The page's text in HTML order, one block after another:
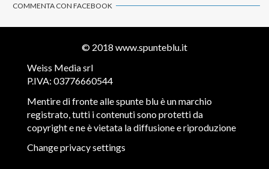
COMMENTA CON FACEBOOK
© 2018 www.spunteblu.it
Weiss Media srl
P.IVA: 03776660544
Mentire di fronte alle spunte blu è un marchio
registrato, tutti i contenuti sono protetti da
copyright e ne è vietata la diffusione e riproduzione
Change privacy settings